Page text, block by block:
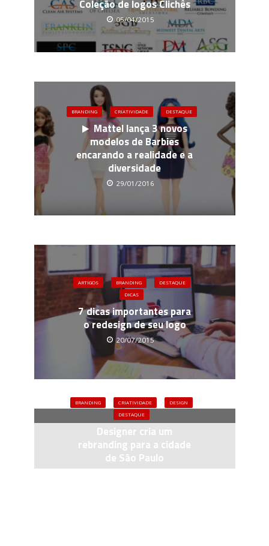
Coleção de logos Clichês
05/04/2015
BRANDING CRIATIVIDADE DESTAQUE
Mattel lança 3 novos
modelos de Barbies
encarando a realidade e a
diversidade
29/01/2016
ARTIGOS BRANDING
DESTAQUE
DICAS
7 dicas importantes para
o redesign de seu logo
20/07/2015
BRANDING CRIATIVIDADE
DESIGN
DESTAQUE
Designer cria um
rebranding para a cidade
de São Paulo